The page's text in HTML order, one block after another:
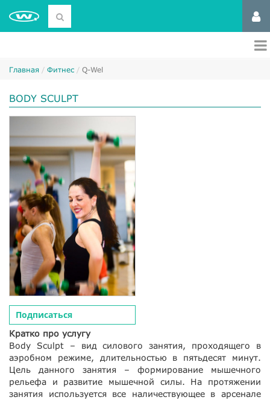
Главная Фитнес Q-Wel
BODY SCULPT
Подписаться
Кратко про услугу
Body Sculpt – вид силового занятия, проходящего в
аэробном режиме, длительностью в пятьдесят минут.
Цель данного занятия – формирование мышечного
рельефа и развитие мышечной силы. На протяжении
занятия используется все наличествующее в арсенале